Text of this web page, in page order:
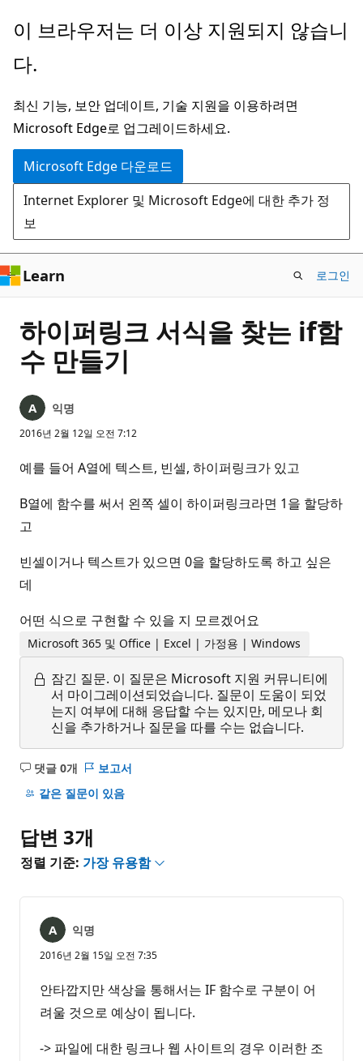
주
콘
츠
로
건
너
뛰
기
이 브라우저는 더 이상 지원되지 않습니
다.
최신 기능, 보안 업데이트, 기술 지원을 이용하려면
Microsoft Edge로 업그레이드하세요.
Microsoft Edge 다운로드
Internet Explorer 및 Microsoft Edge에 대한 추가 정
보
Learn 로그인
하이퍼링크 서식을 찾는 if함
수 만들기
익명
2016년 2월 12일 오전 7:12
예를 들어 A열에 텍스트, 빈셀, 하이퍼링크가 있고
B열에 함수를 써서 왼쪽 셀이 하이퍼링크라면 1을 할당하
고
빈셀이거나 텍스트가 있으면 0을 할당하도록 하고 싶은
데
어떤 식으로 구현할 수 있을 지 모르겠어요
Microsoft 365 및 Office | Excel | 가정용 | Windows
잠긴 질문. 이 질문은 Microsoft 지원 커뮤니티에
서 마이그레이션되었습니다. 질문이 도움이 되었
는지 여부에 대해 응답할 수는 있지만, 메모나 회
신을 추가하거나 질문을 따를 수는 없습니다.
댓글 0개
설
명
음
보고서
같은 질문이 있음
답변 3개
정렬 기준: 가장 유용함
익명
2016년 2월 15일 오전 7:35
안타깝지만 색상을 통해서는 IF 함수로 구분이 어
려울 것으로 예상이 됩니다.
-> 파일에 대한 링크나 웹 사이트의 경우 이러한 조